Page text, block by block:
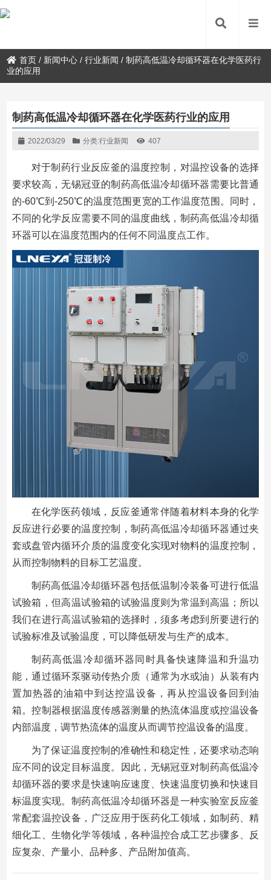
首页 / 新闻中心 /行业新闻 /制药高低温冷却循环器在化学医药行
业的应用
制药高低温冷却循环器在化学医药行业的应用
2022/03/29 分类:行业新闻 407
对于制药行业反应釜的温度控制，对温控设备的选择
要求较高，无锡冠亚的制药高低温冷却循环器需要比普通
的-60℃到-250℃的温度范围更宽的工作温度范围。同时，
不同的化学反应需要不同的温度曲线，制药高低温冷却循
环器可以在温度范围内的任何不同温度点工作。
在化学医药领域，反应釜通常伴随着材料本身的化学
反应进行必要的温度控制，制药高低温冷却循环器通过夹
套或盘管内循环介质的温度变化实现对物料的温度控制，
从而控制物料的目标工艺温度。
制药高低温冷却循环器包括低温制冷装备可进行低温
试验箱，但高温试验箱的试验温度则为常温到高温；所以
我们在进行高温试验箱的选择时，须多考虑到所要进行的
试验标准及试验温度，可以降低研发与生产的成本。
制药高低温冷却循环器同时具备快速降温和升温功
能，通过循环泵驱动传热介质（通常为水或油）从装有内
置加热器的油箱中到达控温设备，再从控温设备回到油
箱。控制器根据温度传感器测量的热流体温度或控温设备
内部温度，调节热流体的温度从而调节控温设备的温度。
为了保证温度控制的准确性和稳定性，还要求动态响
应不同的设定目标温度。因此，无锡冠亚对制药高低温冷
却循环器的要求是快速响应速度、快速温度切换和快速目
标温度实现。制药高低温冷却循环器是一种实验室反应釜
常配套温控设备，广泛应用于医药化工领域，如制药、精
细化工、生物化学等领域，各种温控合成工艺步骤多、反
应复杂、产量小、品种多、产品附加值高。